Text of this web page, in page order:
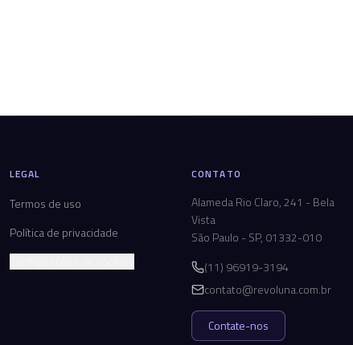
LEGAL
Termos de uso
Política de privacidade
CONTATO
Alameda Rio Claro, 241 - Bela
Vista
São Paulo - SP, 01332-010
(11) 96919-3194
contato@revoluna.com.br
Contate-nos